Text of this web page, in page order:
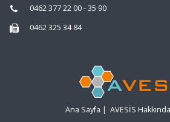
0462 377 22 00 - 35 90
0462 325 34 84
Ana Sayfa | AVESİS Hakkında